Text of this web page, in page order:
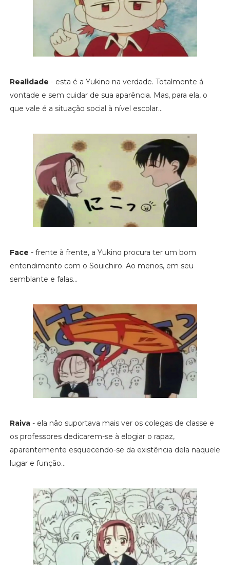
Realidade - esta é a Yukino na verdade. Totalmente á
vontade e sem cuidar de sua aparência. Mas, para ela, o
que vale é a situação social à nível escolar...
Face - frente à frente, a Yukino procura ter um bom
entendimento com o Souichiro. Ao menos, em seu
semblante e falas...
Raiva- ela não suportava mais ver os colegas de classe e
os professores dedicarem-se à elogiar o rapaz,
aparentemente esquecendo-se da existência dela naquele
lugar e função...